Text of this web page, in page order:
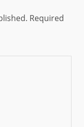
Required